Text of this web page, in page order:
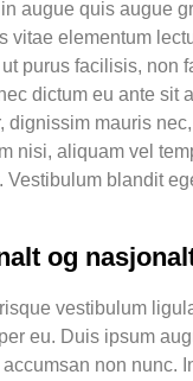
augue quis augue
vitae elementum
purus facilisis, non
dictum eu ante sit
dignissim mauris
nisi, aliquam vel
Vestibulum blandit
og
vestibulum
eu. Duis ipsum
non nunc.